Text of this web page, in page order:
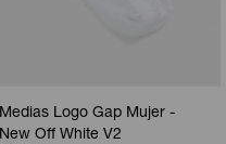
Medias Logo Gap Mujer -
New Off White V2